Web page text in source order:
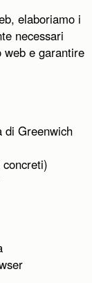
elaboriamo i
necessari
web e garantire
di Greenwich